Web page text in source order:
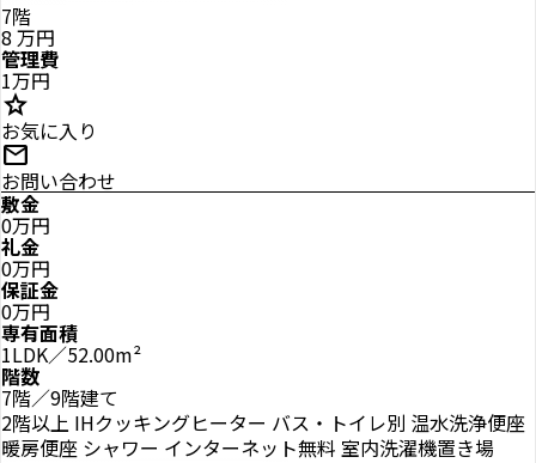
7階
8 万円
管理費
1万円
star
お気に入り
mail
お問い合わせ
敷金
0万円
礼金
0万円
保証金
0万円
専有面積
1LDK／52.00m²
階数
7階／9階建て
2階以上 IHクッキングヒーター バス・トイレ別 温水洗浄便座
暖房便座 シャワー インターネット無料 室内洗濯機置き場